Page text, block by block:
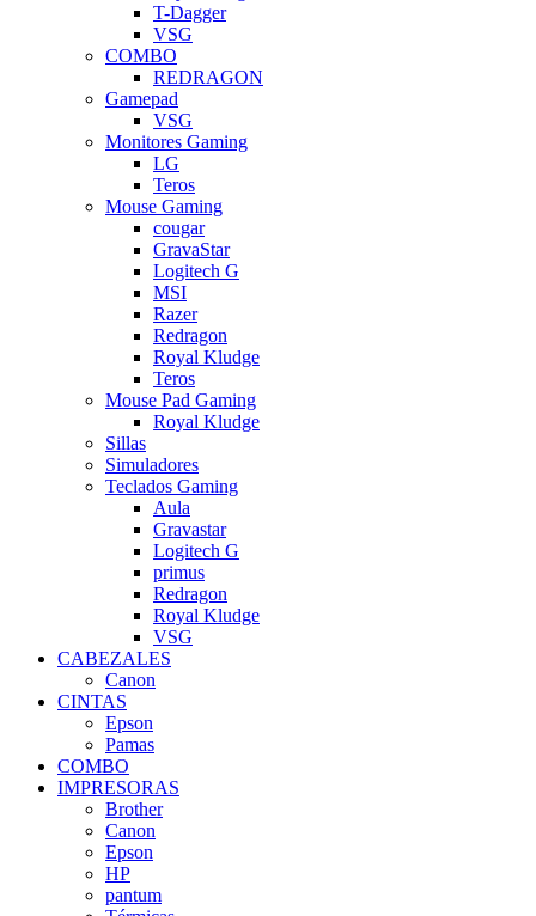
T-Dagger
VSG
COMBO
REDRAGON
Gamepad
VSG
Monitores Gaming
LG
Teros
Mouse Gaming
cougar
GravaStar
Logitech G
MSI
Razer
Redragon
Royal Kludge
Teros
Mouse Pad Gaming
Royal Kludge
Sillas
Simuladores
Teclados Gaming
Aula
Gravastar
Logitech G
primus
Redragon
Royal Kludge
VSG
CABEZALES
Canon
CINTAS
Epson
Pamas
COMBO
IMPRESORAS
Brother
Canon
Epson
HP
pantum